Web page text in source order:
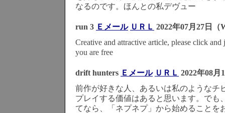
なるのです。ほんとの私デヴュー
run 3 Ｅメール ＵＲＬ 2022年07月27日（
Creative and attractive article, please click
you are free
drift hunters Ｅメール ＵＲＬ 2022年08月
前作が好きな人、あるいは私のようなチ
プレイする価値はあると思います。でも
てなら、「ネプネプ」から始めることを